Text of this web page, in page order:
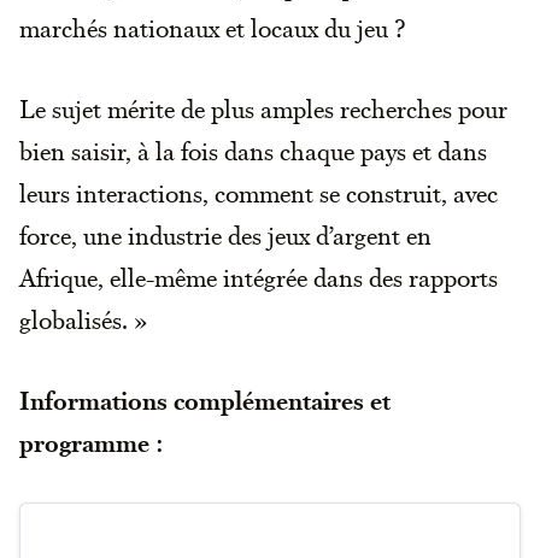
marchés nationaux et locaux du jeu ?
Le sujet mérite de plus amples recherches pour
bien saisir, à la fois dans chaque pays et dans
leurs interactions, comment se construit, avec
force, une industrie des jeux d’argent en
Afrique, elle-même intégrée dans des rapports
globalisés. »
Informations complémentaires et
programme :